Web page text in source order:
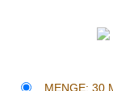
MENGE: 30